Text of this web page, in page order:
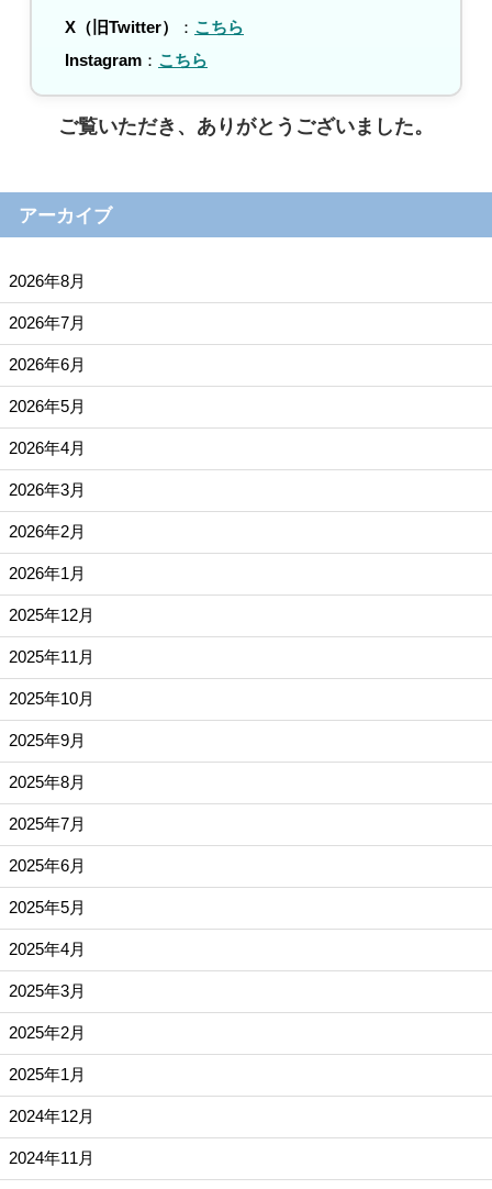
X（旧Twitter）
： こちら
Instagram ： こちら
ご覧いただき、ありがとうございました。
アーカイブ
2026年8月
2026年7月
2026年6月
2026年5月
2026年4月
2026年3月
2026年2月
2026年1月
2025年12月
2025年11月
2025年10月
2025年9月
2025年8月
2025年7月
2025年6月
2025年5月
2025年4月
2025年3月
2025年2月
2025年1月
2024年12月
2024年11月